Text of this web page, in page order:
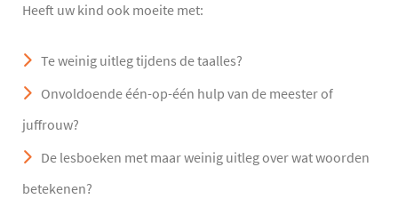
Heeft uw kind ook moeite met:
Te weinig uitleg tijdens de taalles?
Onvoldoende één-op-één hulp van de meester of
juffrouw?
De lesboeken met maar weinig uitleg over wat woorden
betekenen?